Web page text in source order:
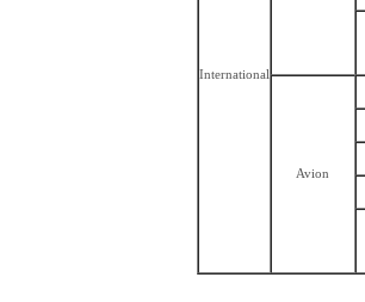
International
Avion